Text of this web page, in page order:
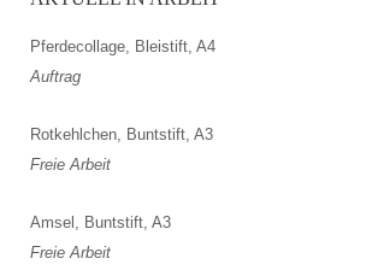
Pferdecollage, Bleistift, A4
Auftrag
Rotkehlchen, Buntstift, A3
Freie Arbeit
Amsel, Buntstift, A3
Freie Arbeit